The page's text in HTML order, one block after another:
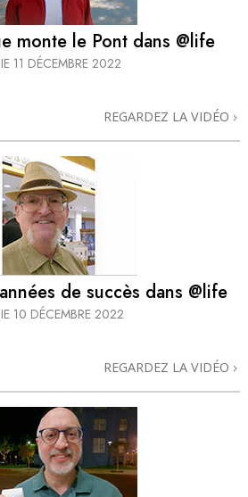
monte le Pont dans @life
11 DÉCEMBRE 2022
REGARDEZ LA VIDÉO
de succès dans @life
10 DÉCEMBRE 2022
REGARDEZ LA VIDÉO